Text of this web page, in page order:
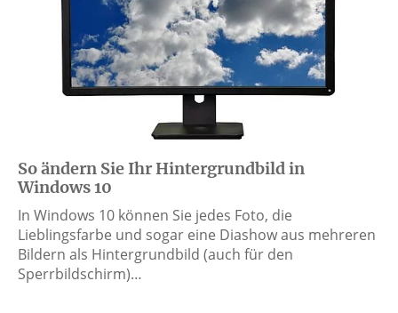
So ändern Sie Ihr Hintergrundbild in
Windows 10
In Windows 10 können Sie jedes Foto, die
Lieblingsfarbe und sogar eine Diashow aus mehreren
Bildern als Hintergrundbild (auch für den
Sperrbildschirm)…